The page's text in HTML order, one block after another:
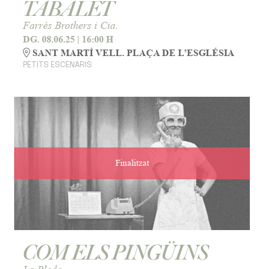
TABALET
Farrés Brothers i Cia.
DG. 08.06.25 | 16:00 H
SANT MARTÍ VELL. PLAÇA DE L’ESGLÉSIA
PETITS ESCENARIS
Finalitzat
COM ELS PINGÜINS